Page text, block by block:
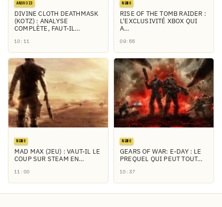
ANDROID
DIVINE CLOTH DEATHMASK
(KOTZ) : ANALYSE
COMPLÈTE, FAUT-IL…
10:11
NEWS
RISE OF THE TOMB RAIDER :
L'EXCLUSIVITÉ XBOX QUI
A…
09:55
NEWS
MAD MAX (JEU) : VAUT-IL LE
COUP SUR STEAM EN…
11:00
NEWS
GEARS OF WAR: E-DAY : LE
PREQUEL QUI PEUT TOUT…
10:37